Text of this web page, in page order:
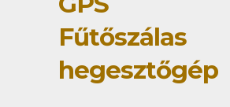
Fűtőszálas
hegesztőgép